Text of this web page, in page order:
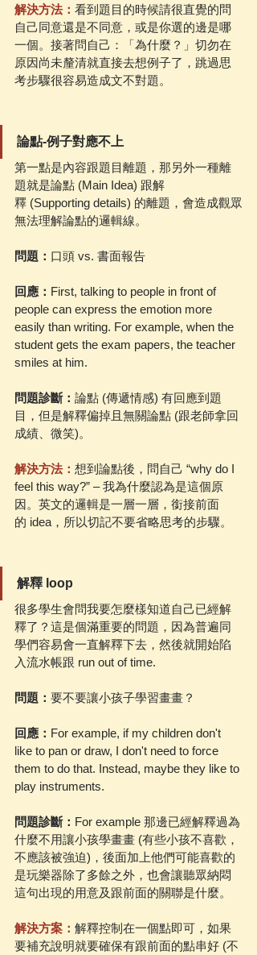
解決方法： 看到題目的時候請很直覺的問
自己同意還是不同意，或是你選的邊是哪
一個。接著問自己：「為什麼？」切勿在
原因尚未釐清就直接去想例子了，跳過思
考步驟很容易造成文不對題。
論點-例子對應不上
第一點是內容跟題目離題，那另外一種離
題就是論點 (Main Idea) 跟解
釋 (Supporting details) 的離題，會造成觀眾
無法理解論點的邏輯線。
問題： 口頭 vs. 書面報告
回應： First, talking to people in front of
people can express the emotion more
easily than writing. For example, when the
student gets the exam papers, the teacher
smiles at him.
問題診斷： 論點 (傳遞情感) 有回應到題
目，但是解釋偏掉且無關論點 (跟老師拿回
成績、微笑)。
解決方法： 想到論點後，問自己 “why do I
feel this way?” – 我為什麼認為是這個原
因。英文的邏輯是一層一層，銜接前面
的 idea，所以切記不要省略思考的步驟。
解釋 loop
很多學生會問我要怎麼樣知道自己已經解
釋了？這是個滿重要的問題，因為普遍同
學們容易會一直解釋下去，然後就開始陷
入流水帳跟 run out of time.
問題： 要不要讓小孩子學習畫畫？
回應： For example, if my children don't
like to pan or draw, I don't need to force
them to do that. Instead, maybe they like to
play instruments.
問題診斷： For example 那邊已經解釋過為
什麼不用讓小孩學畫畫 (有些小孩不喜歡，
不應該被強迫)，後面加上他們可能喜歡的
是玩樂器除了多餘之外，也會讓聽眾納悶
這句出現的用意及跟前面的關聯是什麼。
解決方案： 解釋控制在一個點即可，如果
要補充說明就要確保有跟前面的點串好 (不